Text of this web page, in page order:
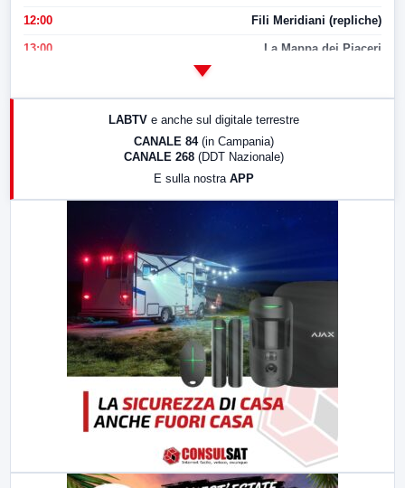
12:00 Fili Meridiani (repliche)
13:00 La Mappa dei Piaceri
17:00 LabNews (replica)
LABTV e anche sul digitale terrestre
CANALE 84 (in Campania)
CANALE 268 (DDT Nazionale)
E sulla nostra APP